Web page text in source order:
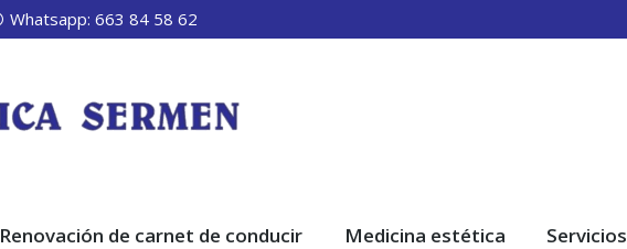
Whatsapp: 663 84 58 62
Renovación de carnet de conducir Medicina estética Servicios